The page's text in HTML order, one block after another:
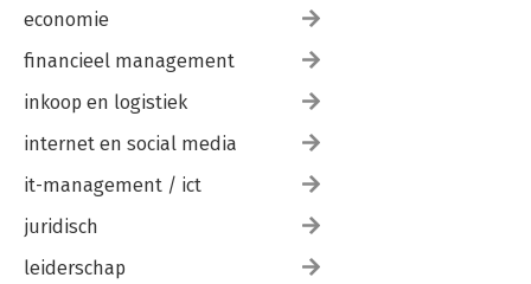
economie
financieel management
inkoop en logistiek
internet en social media
it-management / ict
juridisch
leiderschap